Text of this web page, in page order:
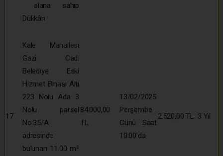
alana sahip
Dükkân
17
Kale Mahallesi
Gazi Cad.
Belediye Eski
Hizmet Binası Altı
223 Nolu Ada 3
Nolu parsel
No:35/A
adresinde
bulunan 11.00 m²
84.000,00
TL
13/02/2025
Perşembe
Günü Saat
10:00’da
2.520,00 TL 3 Yıl